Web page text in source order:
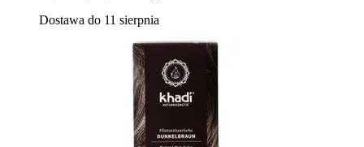
Dostawa do 11 sierpnia